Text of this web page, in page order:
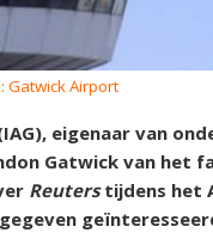
Gatwick Airport
eigenaar van
Gatwick van het
Reuterstijdens het